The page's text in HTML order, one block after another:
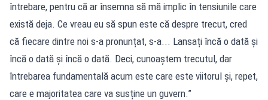
întrebare, pentru că ar însemna să mă implic în tensiunile care
există deja. Ce vreau eu să spun este că despre trecut, cred
că fiecare dintre noi s-a pronunțat, s-a... Lansați încă o dată și
încă o dată și încă o dată. Deci, cunoaștem trecutul, dar
întrebarea fundamentală acum este care este viitorul și, repet,
care e majoritatea care va susține un guvern.”